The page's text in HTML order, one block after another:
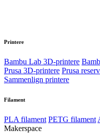
Printere
Bambu Lab 3D-printere
Prusa 3D-printere Prusa
Sammenlign printere
Filament
PLA filament PETG filament
Makerspace